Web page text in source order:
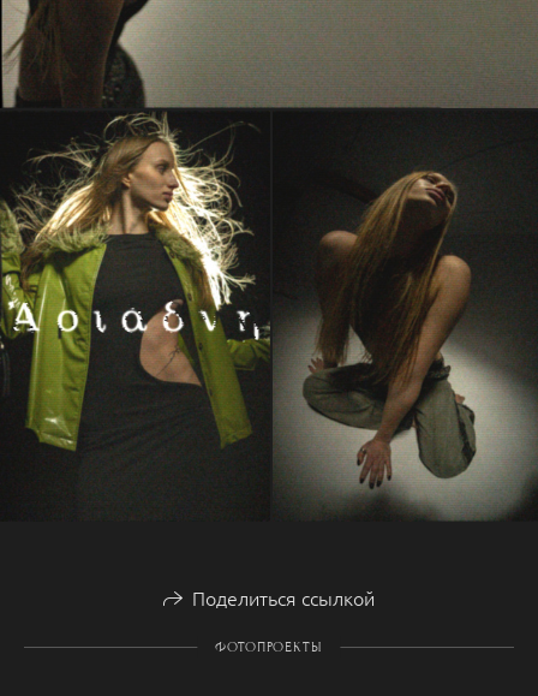
Поделиться ссылкой
ФОТОПРОЕКТЫ